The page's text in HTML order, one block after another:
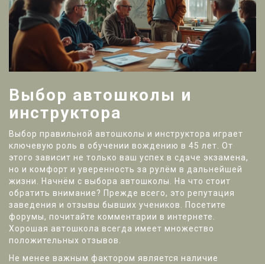
Выбор автошколы и
инструктора
Выбор правильной автошколы и инструктора играет
ключевую роль в обучении вождению в 45 лет. От
этого зависит не только ваш успех в сдаче экзамена,
но и комфорт и уверенность за рулём в дальнейшей
жизни. Начнём с выбора автошколы. На что стоит
обратить внимание? Прежде всего, это репутация
заведения и отзывы бывших учеников. Посетите
форумы, почитайте комментарии в интернете.
Хорошая автошкола всегда имеет множество
положительных отзывов.
Не менее важным фактором является наличие